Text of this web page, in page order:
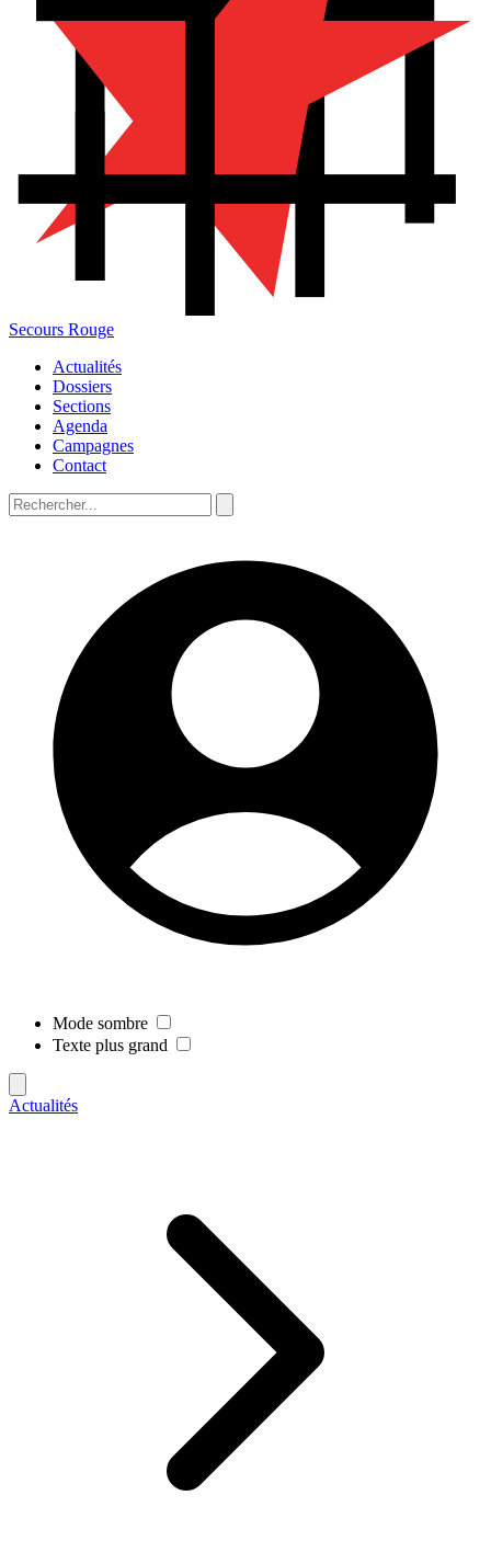
Secours Rouge
Actualités
Dossiers
Sections
Agenda
Campagnes
Contact
Mode sombre
Texte plus grand
Actualités